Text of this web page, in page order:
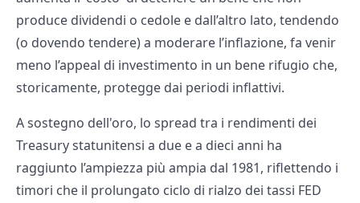
produce dividendi o cedole e dall’altro lato, tendendo
(o dovendo tendere) a moderare l’inflazione, fa venir
meno l’appeal di investimento in un bene rifugio che,
storicamente, protegge dai periodi inflattivi.
A sostegno dell'oro, lo spread tra i rendimenti dei
Treasury statunitensi a due e a dieci anni ha
raggiunto l’ampiezza più ampia dal 1981, riflettendo i
timori che il prolungato ciclo di rialzo dei tassi FED